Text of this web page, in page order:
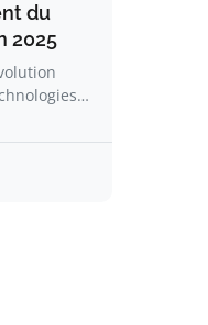
du
2025